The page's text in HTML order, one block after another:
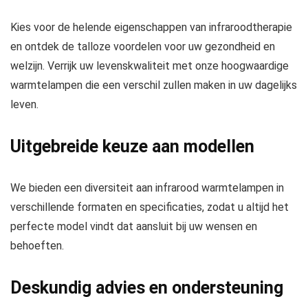
Kies voor de helende eigenschappen van infraroodtherapie
en ontdek de talloze voordelen voor uw gezondheid en
welzijn. Verrijk uw levenskwaliteit met onze hoogwaardige
warmtelampen die een verschil zullen maken in uw dagelijks
leven.
Uitgebreide keuze aan modellen
We bieden een diversiteit aan infrarood warmtelampen in
verschillende formaten en specificaties, zodat u altijd het
perfecte model vindt dat aansluit bij uw wensen en
behoeften.
Deskundig advies en ondersteuning